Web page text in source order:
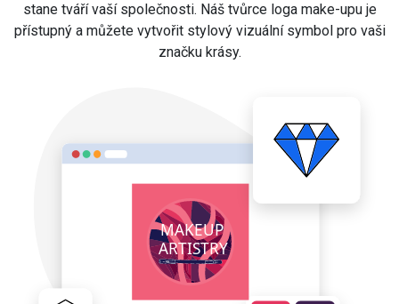
stane tváří vaší společnosti. Náš tvůrce loga make-upu je
přístupný a můžete vytvořit stylový vizuální symbol pro vaši
značku krásy.